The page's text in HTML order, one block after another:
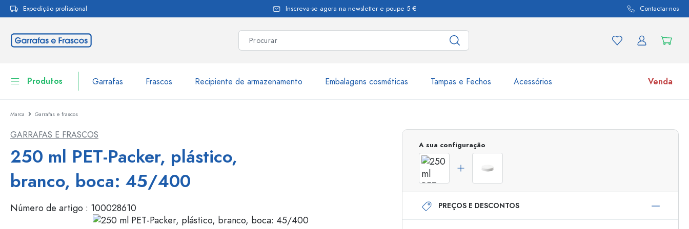
Saltar para a navegação principal
Expedição profissional Inscreva-se agora na newsletter e poupe 5 € Contactar-nos
Produtos Garrafas Frascos Recipiente de armazenamento Embalagens cosméticas Tampas e Fechos Acessórios Venda
Garrafas
Recipiente de armazenamento
Louça de mesa
Embalagens cosméticas
Garrafas por marca
Garrafas WECK
Garrafas por função
Garrafas com tampa mecânica
Frascos de pulverização
Dispensadores Airless
Frascos com roll-on
Frascos
Marca Garrafas e frascos
GARRAFAS E FRASCOS
250 ml PET-Packer, plástico,
branco, boca: 45/400
Número de artigo : 100028610
A sua configuração
PREÇOS E DESCONTOS